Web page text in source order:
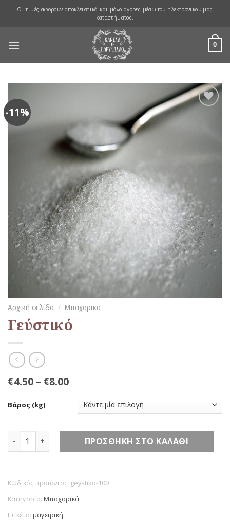
Οι τιμές αφορούν αποκλειστικά και μόνο αγορές μέσω του ηλεκτρονικού μας
καταστήματος.
0
-11%
Προσθήκη
Αρχική σελίδα / Μπαχαρικά
Γεύστικό
€4.50– €8.00
Βάρος (kg)
Γεύστικό ποσότητα ΠΡΟΣΘΉΚΗ ΣΤΟ ΚΑΛΆΘΙ
Κωδικός προϊόντος: geystiko-100
Κατηγορία: Μπαχαρικά
Ετικέτα: μαγειρική